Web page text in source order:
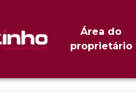
Área do
proprietário